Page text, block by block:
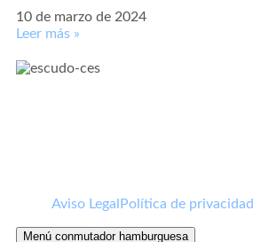
10 de marzo de 2024
Leer más »
Aviso Legal Política de privacidad
Menú conmutador hamburguesa